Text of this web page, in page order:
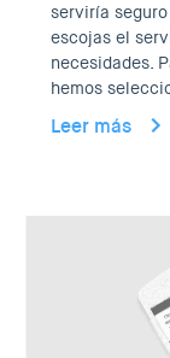
serviría
escojas el
necesidades.
hemos
Leer más